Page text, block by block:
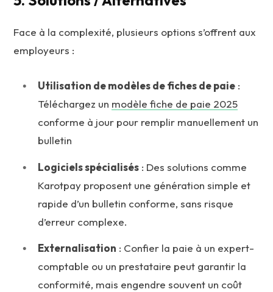
Face à la complexité, plusieurs options s’offrent aux
employeurs :
Utilisation de modèles de fiches de paie :
Téléchargez un modèle fiche de paie 2025
conforme à jour pour remplir manuellement un
bulletin
Logiciels spécialisés : Des solutions comme
Karotpay proposent une génération simple et
rapide d’un bulletin conforme, sans risque
d’erreur complexe.
Externalisation : Confier la paie à un expert-
comptable ou un prestataire peut garantir la
conformité, mais engendre souvent un coût